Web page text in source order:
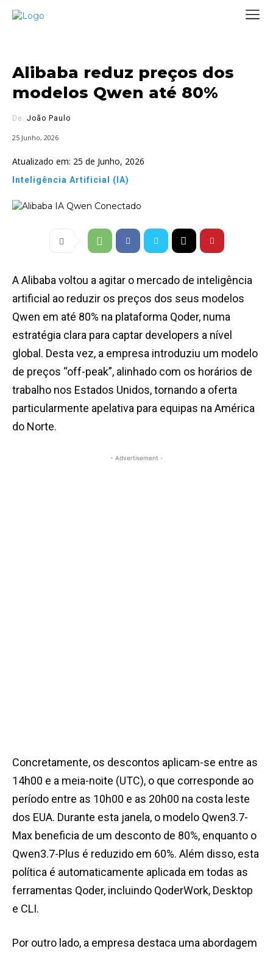
Alibaba reduz preços dos
modelos Qwen até 80%
De: João Paulo
25 Junho, 2026
Atualizado em: 25 de Junho, 2026
Inteligência Artificial (IA)
A Alibaba voltou a agitar o mercado de inteligência
artificial ao reduzir os preços dos seus modelos
Qwen em até 80% na plataforma Qoder, numa
estratégia clara para captar developers a nível
global. Desta vez, a empresa introduziu um modelo
de preços “off-peak”, alinhado com os horários de
trabalho nos Estados Unidos, tornando a oferta
particularmente apelativa para equipas na América
do Norte.
- Advertisement -
Concretamente, os descontos aplicam-se entre as
14h00 e a meia-noite (UTC), o que corresponde ao
período entre as 10h00 e as 20h00 na costa leste
dos EUA. Durante esta janela, o modelo Qwen3.7-
Max beneficia de um desconto de 80%, enquanto o
Qwen3.7-Plus é reduzido em 60%. Além disso, esta
política é automaticamente aplicada em todas as
ferramentas Qoder, incluindo QoderWork, Desktop
e CLI.
Por outro lado, a empresa destaca uma abordagem